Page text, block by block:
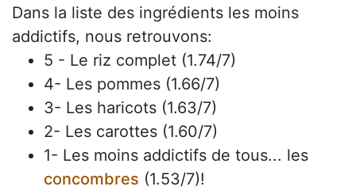
Dans la liste des ingrédients les moins
addictifs, nous retrouvons:
5 - Le riz complet (1.74/7)
4- Les pommes (1.66/7)
3- Les haricots (1.63/7)
2- Les carottes (1.60/7)
1- Les moins addictifs de tous... les
concombres (1.53/7)!